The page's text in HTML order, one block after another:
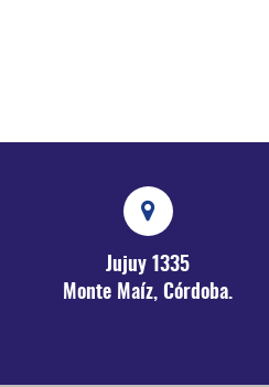
Jujuy 1335
Monte Maíz, Córdoba.